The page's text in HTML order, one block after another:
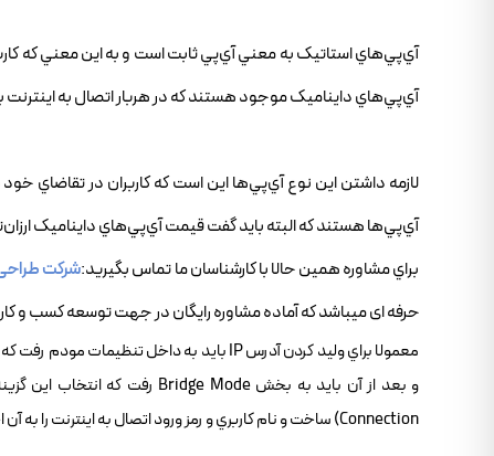
آي‌پي‌هاي استاتيک به معني آي‌پي ثابت است و به اين معني که
آي‌پي‌هاي دايناميک موجود هستند که در هربار اتصال به
آي‌پي‌ها هستند که البته بايد گفت قيمت آي‌پي‌هاي دايناميک
براي مشاوره همين حالا با کارشناسان ما تماس بگيريد:شرکت
حرفه ای میباشد که آماده مشاوره رایگان در جهت توسعه کسب و کار
Connection) ساخت و نام کاربري و رمز ورود اتصال به اينترنت را به آن اختصاص داد و از اين پس از اين ارتباط بهره برد تا آي‌پي به حالت وليد تبديل شده باشد.